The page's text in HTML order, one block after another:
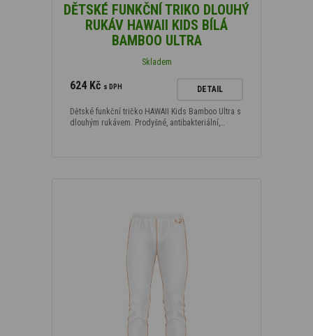
DĚTSKÉ FUNKČNÍ TRIKO DLOUHÝ
RUKÁV HAWAII KIDS BÍLÁ
BAMBOO ULTRA
Skladem
624 Kč s DPH DETAIL
Dětské funkční tričko HAWAII Kids Bamboo Ultra s
dlouhým rukávem. Prodyšné, antibakteriální,…